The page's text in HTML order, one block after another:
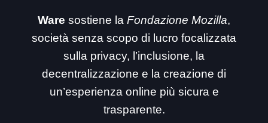
Ware sostiene la Fondazione Mozilla,
società senza scopo di lucro focalizzata
sulla privacy, l’inclusione, la
decentralizzazione e la creazione di
un’esperienza online più sicura e
trasparente.